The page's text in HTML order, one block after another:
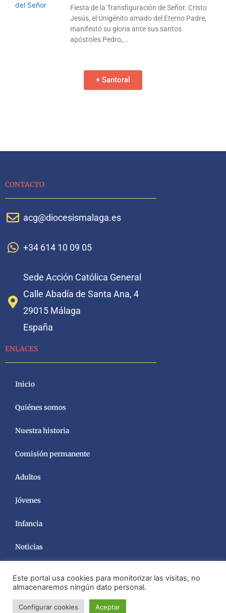
Fiesta de la Transfiguración de Señor. Cristo
Jesús, el Unigénito amado del Eterno Padre,
manifestó su gloria ante sus santos
apóstoles Pedro,
+ Santoral
CONTACTO
acg@diocesismalaga.es
+34 614 10 09 05
Sede Acción Católica General
Calle Abadía de Santa Ana, 4
29015 Málaga
España
ENLACES
Inicio
Quiénes somos
Nuestra historia
Comisión permanente
Adultos
Jóvenes
Infancia
Noticias
Este portal usa cookies para monitorizar las visitas, no
almacenaremos ningún dato personal.
Configurar cookies Aceptar